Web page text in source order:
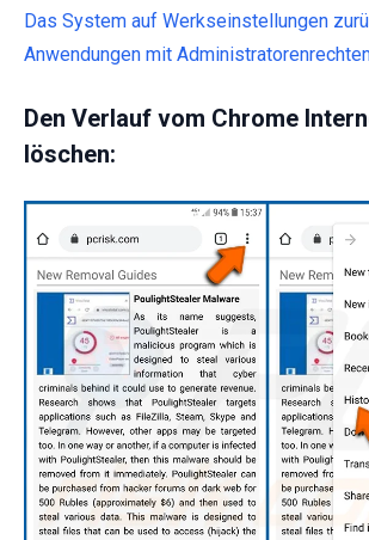
Das System auf Werkseinstellungen
Anwendungen mit
Den Verlauf vom Chrome
löschen: